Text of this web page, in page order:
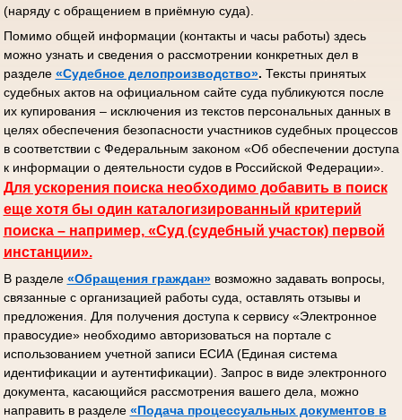
(наряду с обращением в приёмную суда).
Помимо общей информации (контакты и часы работы) здесь
можно узнать и сведения о рассмотрении конкретных дел в
разделе «Судебное делопроизводство». Тексты принятых
судебных актов на официальном сайте суда публикуются после
их купирования – исключения из текстов персональных данных в
целях обеспечения безопасности участников судебных процессов
в соответствии с Федеральным законом «Об обеспечении доступа
к информации о деятельности судов в Российской Федерации».
Для ускорения поиска необходимо добавить в поиск
еще хотя бы один каталогизированный критерий
поиска – например, «Суд (судебный участок) первой
инстанции».
В разделе «Обращения граждан»возможно задавать вопросы,
связанные с организацией работы суда, оставлять отзывы и
предложения. Для получения доступа к сервису «Электронное
правосудие» необходимо авторизоваться на портале с
использованием учетной записи ЕСИА (Единая система
идентификации и аутентификации). Запрос в виде электронного
документа, касающийся рассмотрения вашего дела, можно
направить в разделе «Подача процессуальных документов в